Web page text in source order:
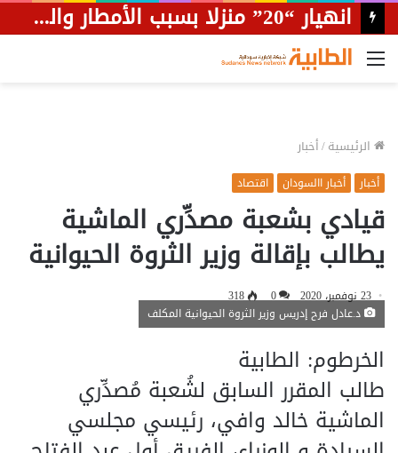
القائمة
الرئيسية/أخبار
أخبار أخبار االسودان اقتصاد
قيادي بشعبة مصدِّري الماشية
يطالب بإقالة وزير الثروة الحيوانية
23 نوفمبر، 2020 0
318
د.عادل فرح إدريس وزير الثروة الحيوانية المكلف
الخرطوم: الطابية
طالب المقرر السابق لشُعبة مُصدِّري
الماشية خالد وافي، رئيسي مجلسي